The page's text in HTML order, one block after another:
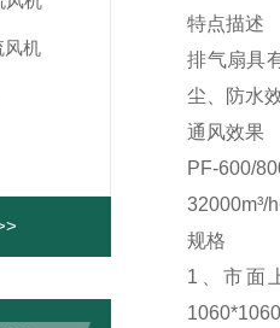
风机
特点描述
排气扇具
尘、防水
通风效果
PF-600/
32000m³/
规格
1、市面